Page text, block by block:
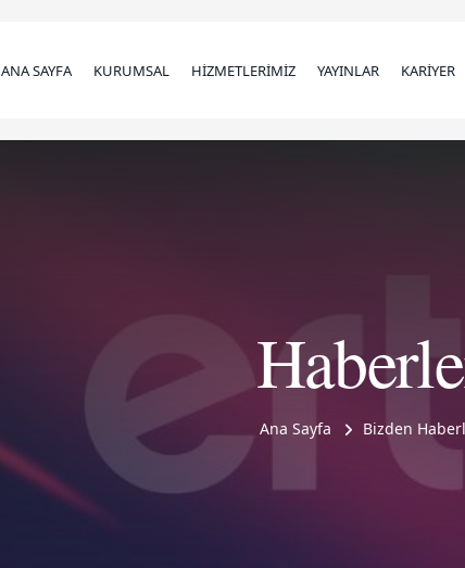
ANA SAYFA KURUMSAL HİZMETLERİMİZ YAYINLAR KARİYER
Ana Sayfa Bizden